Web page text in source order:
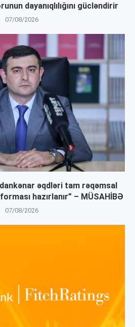
dayanıqlılığını gücləndirir
07/08/2026
əqdləri tam rəqəmsal
hazırlanır” – MÜSAHİBƏ
07/08/2026